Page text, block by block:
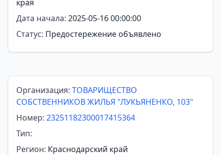
края
Дата начала: 2025-05-16 00:00:00
Статус: Предостережение объявлено
Организация: ТОВАРИЩЕСТВО
СОБСТВЕННИКОВ ЖИЛЬЯ "ЛУКЬЯНЕНКО, 103"
Номер: 23251182300017415364
Тип:
Регион: Краснодарский край